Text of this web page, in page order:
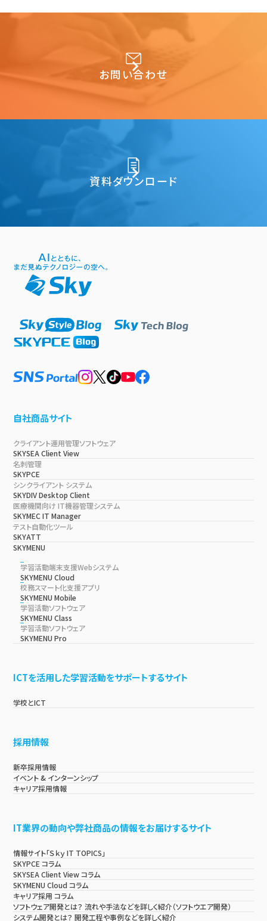
お問い合わせ
資料ダウンロード
自社商品サイト
クライアント運用管理ソフトウェア
SKYSEA Client View
名刺管理
SKYPCE
シンクライアント システム
SKYDIV Desktop Client
医療機関向け IT機器管理システム
SKYMEC IT Manager
テスト自動化ツール
SKYATT
SKYMENU
学習活動端末支援Webシステム
SKYMENU Cloud
校務スマート化支援アプリ
SKYMENU Mobile
学習活動ソフトウェア
SKYMENU Class
学習活動ソフトウェア
SKYMENU Pro
ICTを活用した学習活動をサポートするサイト
学校とICT
採用情報
新卒採用情報
イベント & インターンシップ
キャリア採用情報
IT業界の動向や弊社商品の情報をお届けするサイト
情報サイト「Ｓｋｙ IT TOPICS」
SKYPCE コラム
SKYSEA Client View コラム
SKYMENU Cloud コラム
キャリア採用 コラム
ソフトウェア開発とは？ 流れや手法などを詳しく紹介（ソフトウエア開発）
システム開発とは？ 開発工程や事例などを詳しく紹介